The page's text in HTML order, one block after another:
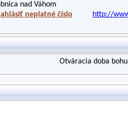
nad Váhom
neplatné číslo http://
Otváracia doba